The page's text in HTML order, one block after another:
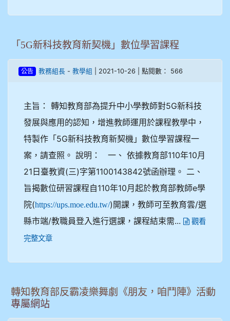
「5G新科技教育新契機」數位學習課程
公告 教務組長 - 教學組 | 2021-10-26 | 點閱數： 566
主旨： 轉知教育部為提升中小學教師對5G新科技
發展與應用的認知，增進教師運用於課程教學中，
特製作「5G新科技教育新契機」數位學習課程一
案，請查照。 說明： 一、 依據教育部110年10月
21日臺教資(三)字第1100143842號函辦理。 二、
旨揭數位研習課程自110年10月起於教育部教師e學
院(https://ups.moe.edu.tw/)開課，教師可至教育雲/選
縣市端/教職員登入進行選課，課程結束需...
觀看
完整文章
轉知教育部反霸凌樂舞劇《朋友，咱鬥陣》活動
專屬網站